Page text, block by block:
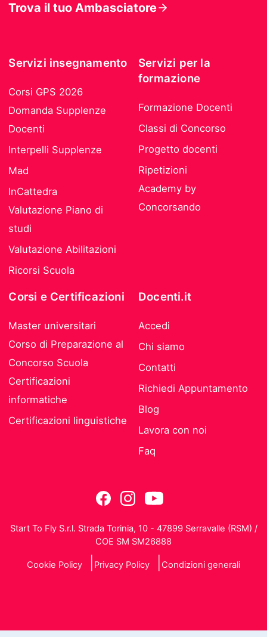
Trova il tuo Ambasciatore
Servizi insegnamento
Corsi GPS 2026
Domanda Supplenze
Docenti
Interpelli Supplenze
Mad
InCattedra
Valutazione Piano di
studi
Valutazione Abilitazioni
Ricorsi Scuola
Servizi per la
formazione
Formazione Docenti
Classi di Concorso
Progetto docenti
Ripetizioni
Academy by
Concorsando
Corsi e Certificazioni
Master universitari
Corso di Preparazione al
Concorso Scuola
Certificazioni
informatiche
Certificazioni linguistiche
Docenti.it
Accedi
Chi siamo
Contatti
Richiedi Appuntamento
Blog
Lavora con noi
Faq
Start To Fly S.r.l. Strada Torinia, 10 - 47899 Serravalle (RSM) /
COE SM SM26888
Cookie Policy Privacy Policy Condizioni generali